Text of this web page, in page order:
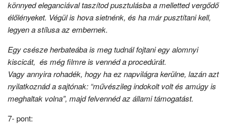
könnyed eleganciával taszítod pusztulásba a melletted vergődő
élőlényeket. Végül is hova sietnénk, és ha már pusztítani kell,
legyen a stílusa az embernek.
Egy csésze herbateába is meg tudnál fojtani egy alomnyi
kiscicát, és még filmre is vennéd a procedúrát.
Vagy annyira rohadék, hogy ha ez napvilágra kerülne, lazán azt
nyilatkoznád a sajtónak: “művészileg indokolt volt és amúgy is
meghaltak volna”, majd felvennéd az állami támogatást.
7- pont: